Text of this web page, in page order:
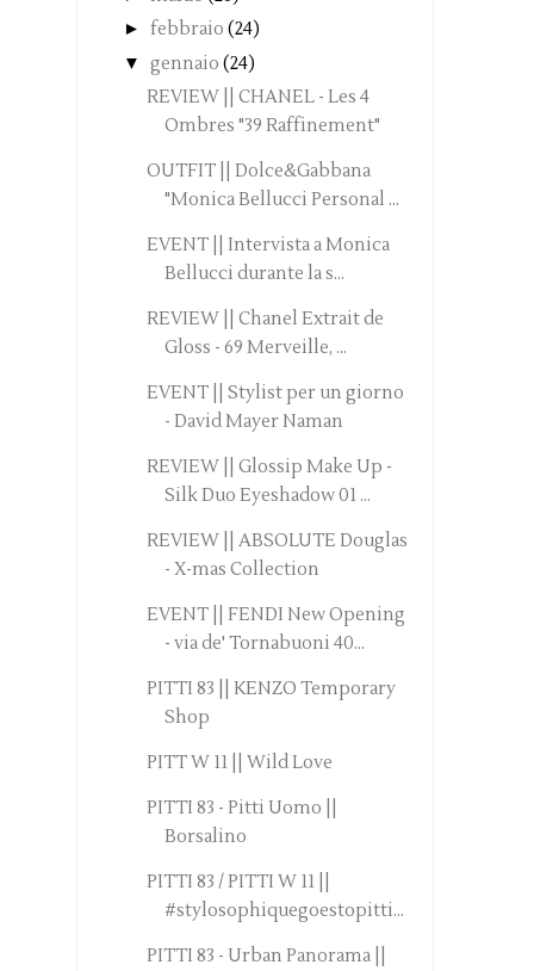
► febbraio (24)
▼ gennaio (24)
REVIEW || CHANEL - Les 4
Ombres "39 Raffinement"
OUTFIT || Dolce&Gabbana
"Monica Bellucci Personal ...
EVENT || Intervista a Monica
Bellucci durante la s...
REVIEW || Chanel Extrait de
Gloss - 69 Merveille, ...
EVENT || Stylist per un giorno
- David Mayer Naman
REVIEW || Glossip Make Up -
Silk Duo Eyeshadow 01 ...
REVIEW || ABSOLUTE Douglas
- X-mas Collection
EVENT || FENDI New Opening
- via de' Tornabuoni 40...
PITTI 83 || KENZO Temporary
Shop
PITT W 11 || Wild Love
PITTI 83 - Pitti Uomo ||
Borsalino
PITTI 83 / PITTI W 11 ||
#stylosophiquegoestopitti...
PITTI 83 - Urban Panorama ||